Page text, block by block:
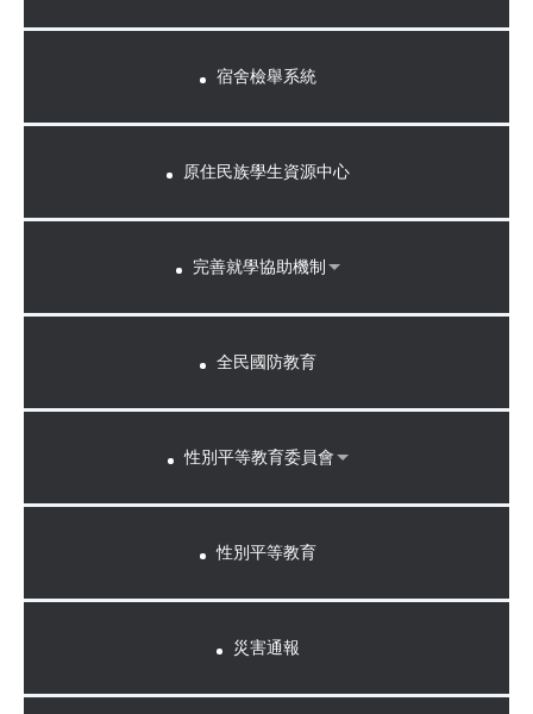
宿舍檢舉系統
原住民族學生資源中心
完善就學協助機制
全民國防教育
性別平等教育委員會
性別平等教育
災害通報